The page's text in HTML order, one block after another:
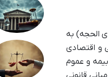
ذی الحجه) به
و اقتصادی
بیمه و عموم